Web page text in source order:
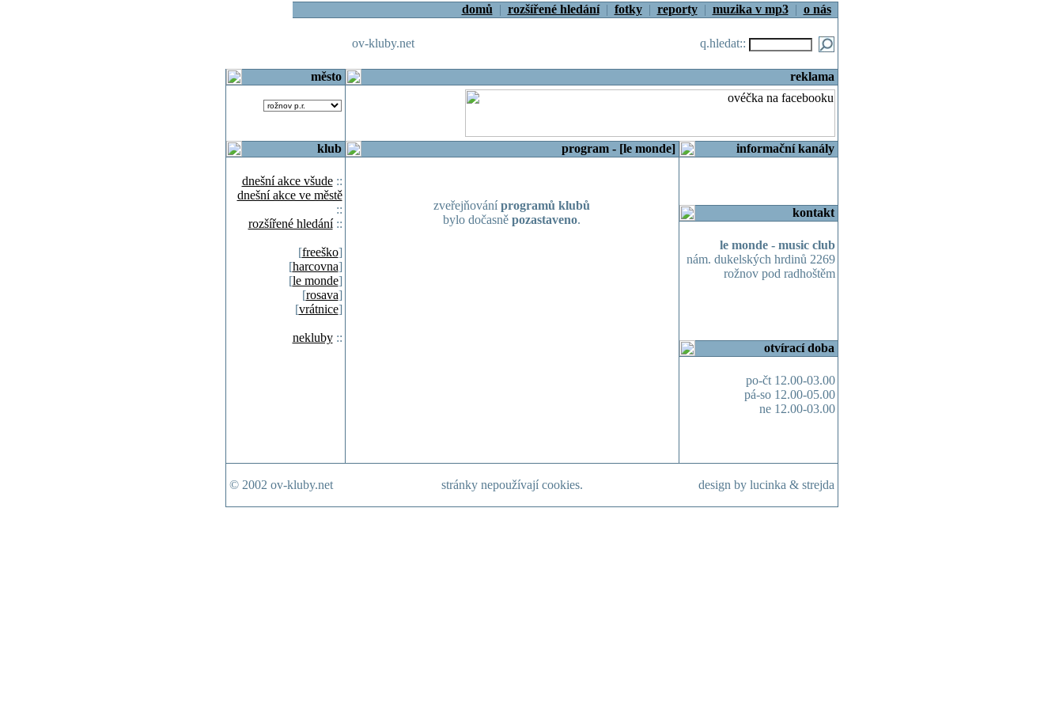
domů | rozšířené hledání| fotky| reporty| muzika v mp3| o nás
ov-kluby.net q.hledat::
město reklama
klub
dnešní akce všude::
dnešní akce ve městě
::
rozšířené hledání::
[freeško]
[harcovna]
[le monde]
[rosava]
[vrátnice]
nekluby::
program - [le monde]
zveřejňováníprogramů klubů
bylo dočasně pozastaveno.
informační kanály
kontakt
le monde - music club
nám. dukelských hrdinů 2269
rožnov pod radhoštěm
otvírací doba
po-čt 12.00-03.00
pá-so 12.00-05.00
ne 12.00-03.00
© 2002 ov-kluby.net stránky nepoužívají cookies. design by lucinka & strejda